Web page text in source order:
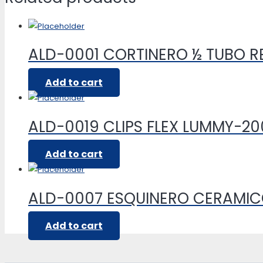
ALD-0001 CORTINERO ½ TUBO
Add to cart
ALD-0019 CLIPS FLEX LUMMY-
Add to cart
ALD-0007 ESQUINERO
Add to cart